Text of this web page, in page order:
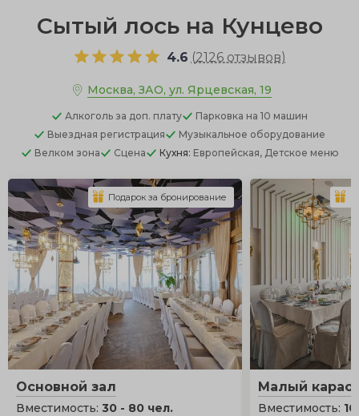
Сытый лось на Кунцево
4.6 (2126 отзывов)
Москва, ЗАО, ул. Ярцевская, 19
Алкоголь за доп. плату Парковка на 10 машин
Выездная регистрация
Музыкальное оборудование
Велком зона
Сцена Кухня: Европейская, Детское меню
Основной зал
Вместимость: 30 - 80 чел.
Подарок за бронирование
Малый
Вместимость: